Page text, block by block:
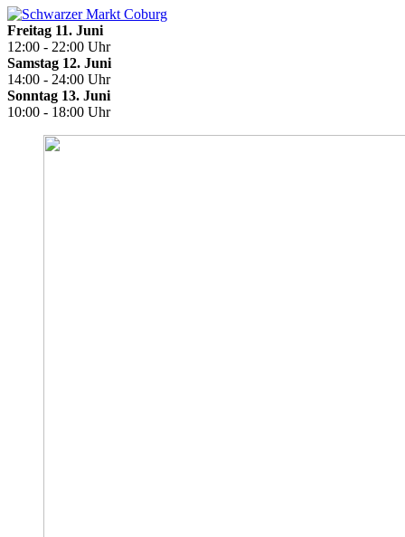
Freitag 11. Juni
12:00 - 22:00 Uhr
Samstag 12. Juni
14:00 - 24:00 Uhr
Sonntag 13. Juni
10:00 - 18:00 Uhr